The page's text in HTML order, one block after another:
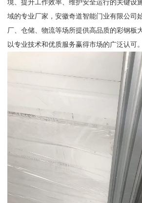
境、提升工作效率、维护安全运行的关键设
域的专业厂家，安徽奇道智能门业有限公司
厂、仓储、物流等场所提供高品质的彩钢板
以专业技术和优质服务赢得市场的广泛认可。